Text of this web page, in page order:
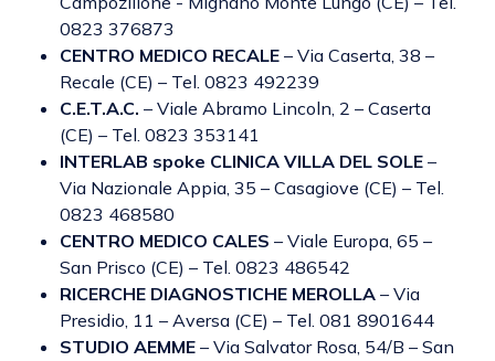
0823 376873
CENTRO MEDICO RECALE – Via Caserta, 38 –
Recale (CE) – Tel. 0823 492239
C.E.T.A.C. – Viale Abramo Lincoln, 2 – Caserta
(CE) – Tel. 0823 353141
INTERLAB spoke CLINICA VILLA DEL SOLE –
Via Nazionale Appia, 35 – Casagiove (CE) – Tel.
0823 468580
CENTRO MEDICO CALES – Viale Europa, 65 –
San Prisco (CE) – Tel. 0823 486542
RICERCHE DIAGNOSTICHE MEROLLA – Via
Presidio, 11 – Aversa (CE) – Tel. 081 8901644
STUDIO AEMME – Via Salvator Rosa, 54/B – San